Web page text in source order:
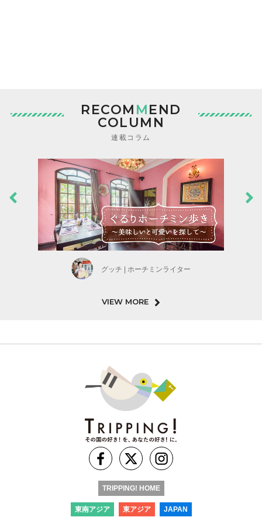
RECOM MEND
COLUMN
連載コラム
グッチ | ホーチミンライター
VIEW MORE
TRIPPING! HOME
東南アジア 東アジア JAPAN